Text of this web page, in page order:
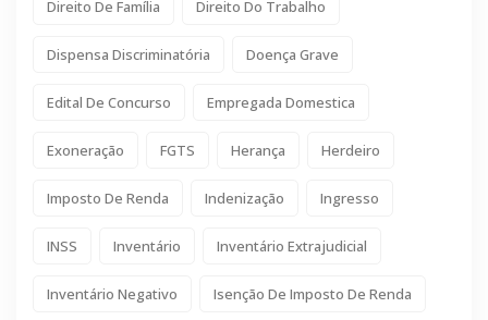
Direito De Família Direito Do Trabalho
Dispensa Discriminatória Doença Grave
Edital De Concurso Empregada Domestica
Exoneração FGTS Herança Herdeiro
Imposto De Renda Indenização Ingresso
INSS Inventário Inventário Extrajudicial
Inventário Negativo Isenção De Imposto De Renda